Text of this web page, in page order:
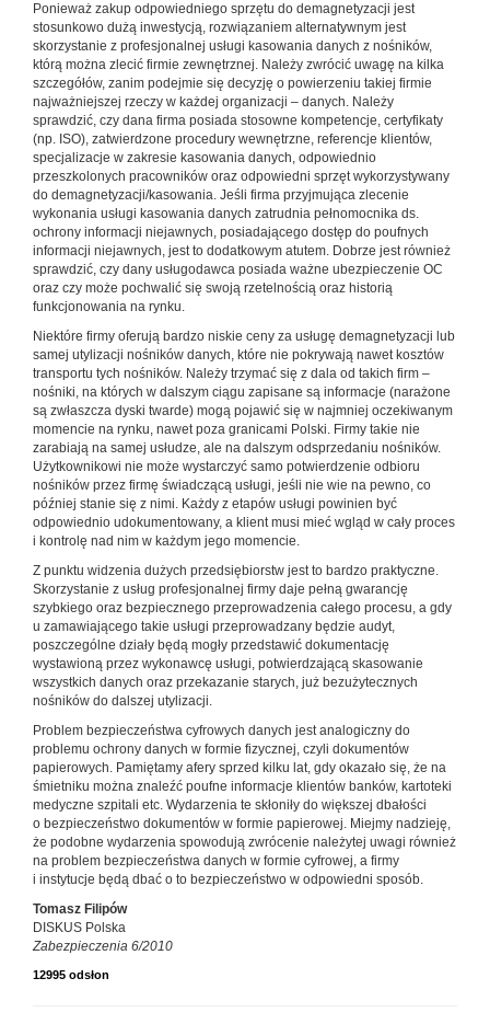
Ponieważ zakup odpowiedniego sprzętu do demagnetyzacji jest
stosunkowo dużą inwestycją, rozwiązaniem alternatywnym jest
skorzystanie z profesjonalnej usługi kasowania danych z nośników,
którą można zlecić firmie zewnętrznej. Należy zwrócić uwagę na kilka
szczegółów, zanim podejmie się decyzję o powierzeniu takiej firmie
najważniejszej rzeczy w każdej organizacji – danych. Należy
sprawdzić, czy dana firma posiada stosowne kompetencje, certyfikaty
(np. ISO), zatwierdzone procedury wewnętrzne, referencje klientów,
specjalizacje w zakresie kasowania danych, odpowiednio
przeszkolonych pracowników oraz odpowiedni sprzęt wykorzystywany
do demagnetyzacji/kasowania. Jeśli firma przyjmująca zlecenie
wykonania usługi kasowania danych zatrudnia pełnomocnika ds.
ochrony informacji niejawnych, posiadającego dostęp do poufnych
informacji niejawnych, jest to dodatkowym atutem. Dobrze jest również
sprawdzić, czy dany usługodawca posiada ważne ubezpieczenie OC
oraz czy może pochwalić się swoją rzetelnością oraz historią
funkcjonowania na rynku.
Niektóre firmy oferują bardzo niskie ceny za usługę demagnetyzacji lub
samej utylizacji nośników danych, które nie pokrywają nawet kosztów
transportu tych nośników. Należy trzymać się z dala od takich firm –
nośniki, na których w dalszym ciągu zapisane są informacje (narażone
są zwłaszcza dyski twarde) mogą pojawić się w najmniej oczekiwanym
momencie na rynku, nawet poza granicami Polski. Firmy takie nie
zarabiają na samej usłudze, ale na dalszym odsprzedaniu nośników.
Użytkownikowi nie może wystarczyć samo potwierdzenie odbioru
nośników przez firmę świadczącą usługi, jeśli nie wie na pewno, co
później stanie się z nimi. Każdy z etapów usługi powinien być
odpowiednio udokumentowany, a klient musi mieć wgląd w cały proces
i kontrolę nad nim w każdym jego momencie.
Z punktu widzenia dużych przedsiębiorstw jest to bardzo praktyczne.
Skorzystanie z usług profesjonalnej firmy daje pełną gwarancję
szybkiego oraz bezpiecznego przeprowadzenia całego procesu, a gdy
u zamawiającego takie usługi przeprowadzany będzie audyt,
poszczególne działy będą mogły przedstawić dokumentację
wystawioną przez wykonawcę usługi, potwierdzającą skasowanie
wszystkich danych oraz przekazanie starych, już bezużytecznych
nośników do dalszej utylizacji.
Problem bezpieczeństwa cyfrowych danych jest analogiczny do
problemu ochrony danych w formie fizycznej, czyli dokumentów
papierowych. Pamiętamy afery sprzed kilku lat, gdy okazało się, że na
śmietniku można znaleźć poufne informacje klientów banków, kartoteki
medyczne szpitali etc. Wydarzenia te skłoniły do większej dbałości
o bezpieczeństwo dokumentów w formie papierowej. Miejmy nadzieję,
że podobne wydarzenia spowodują zwrócenie należytej uwagi również
na problem bezpieczeństwa danych w formie cyfrowej, a firmy
i instytucje będą dbać o to bezpieczeństwo w odpowiedni sposób.
Tomasz Filipów
DISKUS Polska
Zabezpieczenia 6/2010
12995 odsłon